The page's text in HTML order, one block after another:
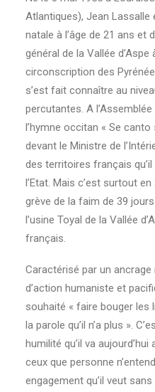
Atlantiques), Jean
natale à l’âge de 21 ans et
général de la Vallée
circonscription des
s’est fait connaître au
percutantes. A
l’hymne occitan « Se canto
devant le Ministre de
des territoires français
l’Etat. Mais c’est surtout
grève de la faim de 39
l’usine Toyal de la Vallée
français.
Caractérisé par un
d’action humaniste et
souhaité « faire bouger les
la parole qu’il n’a plus ».
humilité qu’il va
ceux que personne
engagement qu’il veut